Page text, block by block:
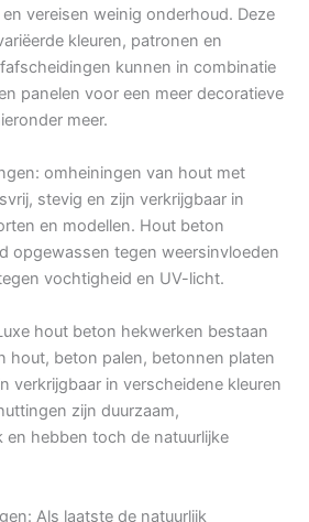
vereisen weinig onderhoud. Deze
kleuren, patronen en
kunnen in combinatie
panelen voor een meer decoratieve
meer.
omheiningen van hout met
stevig en zijn verkrijgbaar in
en modellen. Hout beton
opgewassen tegen weersinvloeden
vochtigheid en UV-licht.
hout beton hekwerken bestaan
hout, beton palen, betonnen platen
verkrijgbaar in verscheidene kleuren
zijn duurzaam,
en hebben toch de natuurlijke
Als laatste de natuurlijk